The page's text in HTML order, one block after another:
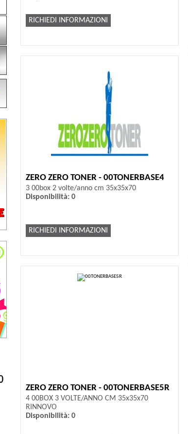
RICHIEDI INFORMAZIONI
ZERO ZERO TONER - 00TONERBASE4
3 00box 2 volte/anno cm 35x35x70
Disponibilità: 0
RICHIEDI INFORMAZIONI
ZERO ZERO TONER - 00TONERBASE5R
4 00BOX 3 VOLTE/ANNO CM 35x35x70
RINNOVO
Disponibilità: 0